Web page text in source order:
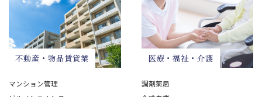
不動産・物品賃貸業
マンション管理
医療・福祉・介護
調剤薬局